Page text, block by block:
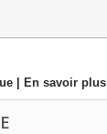
En savoir plus